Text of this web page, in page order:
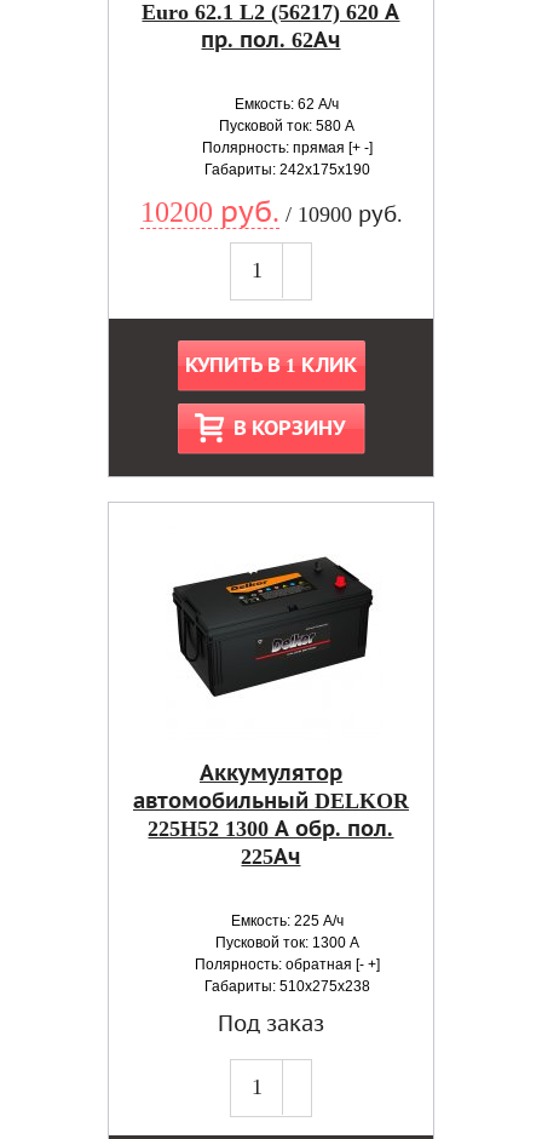
Euro 62.1 L2 (56217) 620 А
пр. пол. 62Ач
Емкость: 62 А/ч
Пусковой ток: 580 А
Полярность: прямая [+ -]
Габариты: 242x175x190
10200 руб. / 10900 руб.
КУПИТЬ В 1 КЛИК
В КОРЗИНУ
Аккумулятор
автомобильный DELKOR
225H52 1300 А обр. пол.
225Ач
Емкость: 225 А/ч
Пусковой ток: 1300 А
Полярность: обратная [- +]
Габариты: 510x275x238
Под заказ